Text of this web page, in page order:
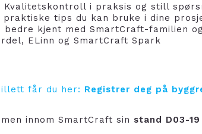
Kvalitetskontroll i praksis og still
praktiske tips du kan bruke i dine
bedre kjent med SmartCraft-familien
ELinn og SmartCraft Spark
får du her: Registrer deg på
innom SmartCraft sin stand D03-